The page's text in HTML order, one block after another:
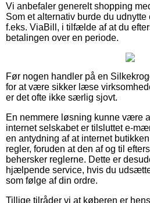
Vi anbefaler generelt shopping
Som et alternativ burde du
f.eks. ViaBill, i tilfælde af at du
betalingen over en periode.
Før nogen handler på en
for at være sikker læse
er det ofte ikke særlig sjovt.
En nemmere løsning kunne være
internet selskabet er tilsluttet e-
en antydning af at internet
regler, foruden at den af og til
behersker reglerne. Dette er
hjælpende service, hvis du
som følge af din ordre.
Tillige tilråder vi at køberen er